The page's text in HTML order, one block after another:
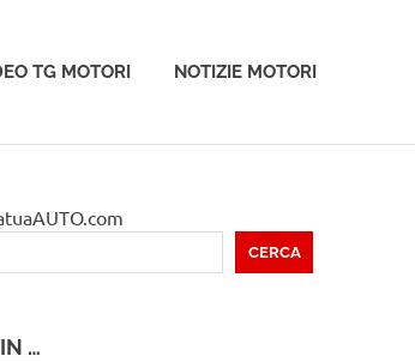
TG MOTORI NOTIZIE MOTORI
CERCA
…